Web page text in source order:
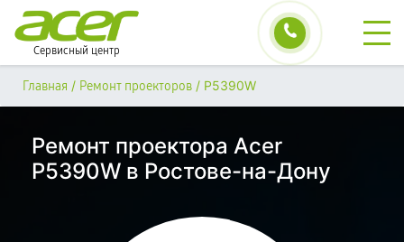
Сервисный центр
Главная / Ремонт проекторов / P5390W
Ремонт проектора Acer
P5390W в Ростове-на-Дону